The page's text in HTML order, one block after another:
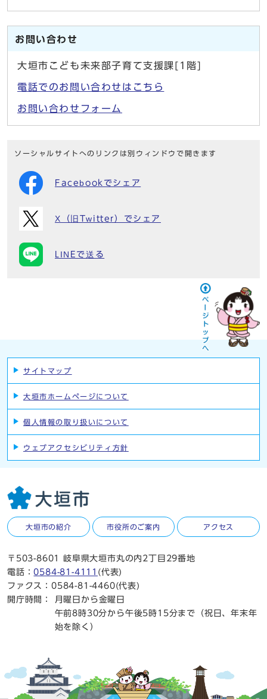
お問い合わせ
大垣市こども未来部子育て支援課[1階]
電話でのお問い合わせはこちら
お問い合わせフォーム
ソーシャルサイトへのリンクは別ウィンドウで開きます
Facebookでシェア
X（旧Twitter）でシェア
LINEで送る
サイトマップ
大垣市ホームページについて
個人情報の取り扱いについて
ウェブアクセシビリティ方針
大垣市の紹介 市役所のご案内 アクセス
〒503-8601 岐阜県大垣市丸の内2丁目29番地
電話：0584-81-4111 (代表)
ファクス：0584-81-4460(代表)
開庁時間：
月曜日から金曜日
午前8時30分から午後5時15分まで（祝日、年末年
始を除く）